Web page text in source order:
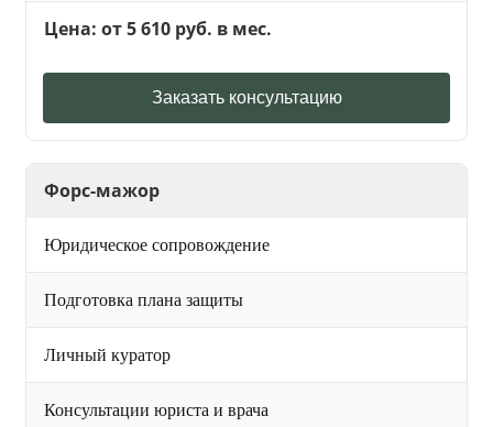
Цена: от 5 610 руб. в мес.
Заказать консультацию
Форс-мажор
Юридическое сопровождение
Подготовка плана защиты
Личный куратор
Консультации юриста и врача